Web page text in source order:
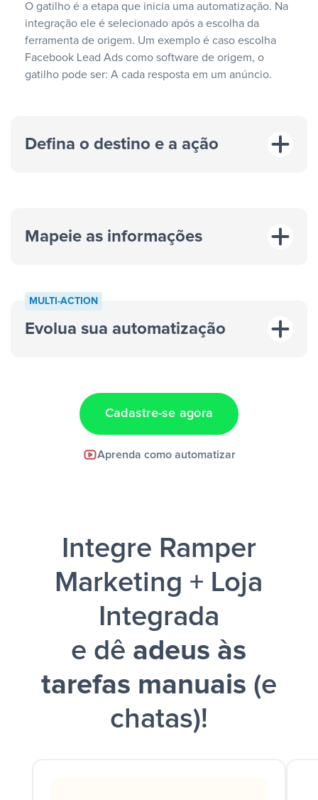
O gatilho é a etapa que inicia uma automatização. Na
integração ele é selecionado após a escolha da
ferramenta de origem. Um exemplo é caso escolha
Facebook Lead Ads como software de origem, o
gatilho pode ser: A cada resposta em um anúncio.
Defina o destino e a ação
“A cada resposta em um anúncio”
Mapeie as informações
MULTI-ACTION
Evolua sua automatização
Cadastre-se agora
Aprenda como automatizar
Integre Ramper
Marketing + Loja
Integrada
e dê adeus às
tarefas manuais (e
chatas)!